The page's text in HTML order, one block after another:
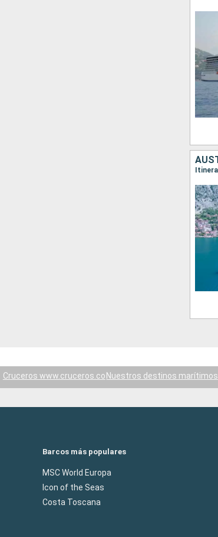
Cruceros www.cruceros.co Nuestros destinos marítimos
Barcos más populares
MSC World Europa
Icon of the Seas
Costa Toscana